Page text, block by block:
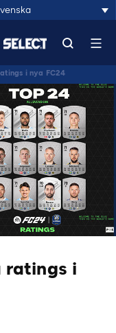
i nya FC24
ratings i